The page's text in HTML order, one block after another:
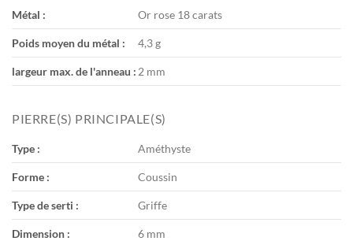
Métal : Or rose 18 carats
Poids moyen du métal : 4,3 g
largeur max. de l'anneau : 2 mm
PIERRE(S) PRINCIPALE(S)
Type : Améthyste
Forme : Coussin
Type de serti : Griffe
Dimension : 6 mm